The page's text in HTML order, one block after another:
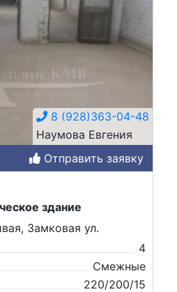
8 (928)363-04-48
Наумова Евгения
Отправить заявку
здание
Замковая ул.
4
Смежные
220/200/15